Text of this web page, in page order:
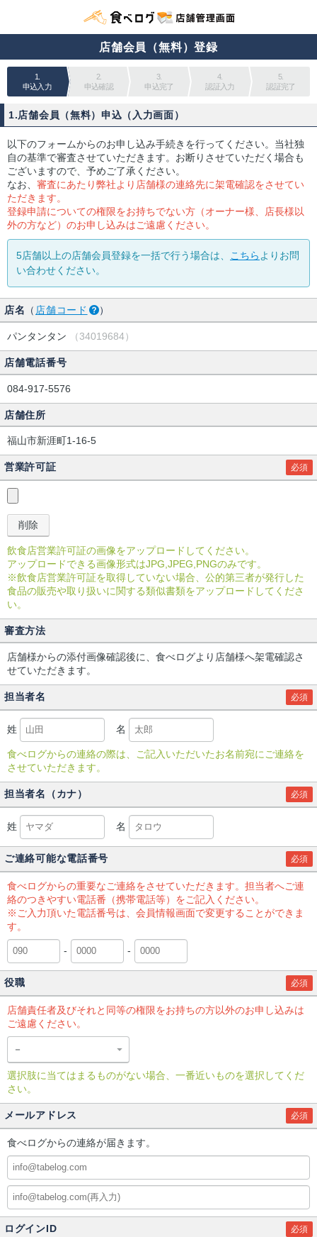
店舗会員（無料）登録
1.
申込入力
2.
申込確認
3.
申込完了
4.
認証入力
5.
認証完了
1.店舗会員（無料）申込（入力画面）
以下のフォームからのお申し込み手続きを行ってください。当社独
自の基準で審査させていただきます。お断りさせていただく場合も
ございますので、予めご了承ください。
なお、 審査にあたり弊社より店舗様の連絡先に架電確認をさせてい
ただきます。
登録申請についての権限をお持ちでない方（オーナー様、店長様以
外の方など）のお申し込みはご遠慮ください。
5店舗以上の店舗会員登録を一括で行う場合は、 こちら よりお問
い合わせください。
店名 （ 店舗コード ）
パンタンタン （34019684）
店舗電話番号
084-917-5576
店舗住所
福山市新涯町1-16-5
営業許可証 必須
飲食店営業許可証の画像をアップロードしてください。
アップロードできる画像形式はJPG,JPEG,PNGのみです。
※飲食店営業許可証を取得していない場合、公的第三者が発行した
食品の販売や取り扱いに関する類似書類をアップロードしてくださ
い。
審査方法
店舗様からの添付画像確認後に、食べログより店舗様へ架電確認さ
せていただきます。
担当者名 必須
姓 名
食べログからの連絡の際は、ご記入いただいたお名前宛にご連絡を
させていただきます。
担当者名（カナ） 必須
姓 名
ご連絡可能な電話番号 必須
食べログからの重要なご連絡をさせていただきます。担当者へご連
絡のつきやすい電話番（携帯電話等）をご記入ください。
※ご入力頂いた電話番号は、会員情報画面で変更することができま
す。
- -
役職 必須
店舗責任者及びそれと同等の権限をお持ちの方以外のお申し込みは
ご遠慮ください。
選択肢に当てはまるものがない場合、一番近いものを選択してくだ
さい。
メールアドレス 必須
食べログからの連絡が届きます。
ログインID 必須